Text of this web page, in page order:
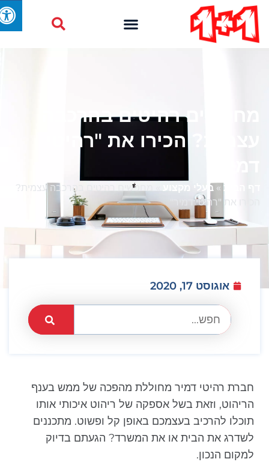
מחפשים רהיטים בהרכבה
עצמית? הכירו את "רהיטי
» בעלי מקצוע »
מחפשים רהיטים בהרכבה עצמית?
הכירו את "רהיטי דמיר"
אוגוסט 17, 2020
חברת רהיטי דמיר מחוללת מהפכה של ממש בענף
הריהוט, וזאת בשל אספקה של ריהוט איכותי אותו
תוכלו להרכיב בעצמכם באופן קל ופשוט. מתכננים
לשדרג את הבית או את המשרד? הגעתם בדיוק
למקום הנכון.